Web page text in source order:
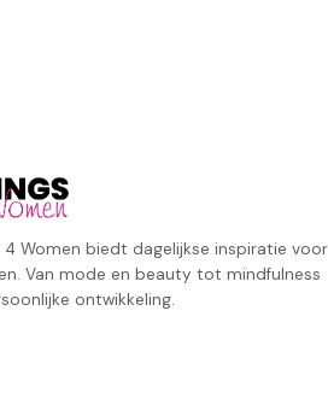
4 Women biedt dagelijkse inspiratie voor
Van mode en beauty tot mindfulness
ontwikkeling.